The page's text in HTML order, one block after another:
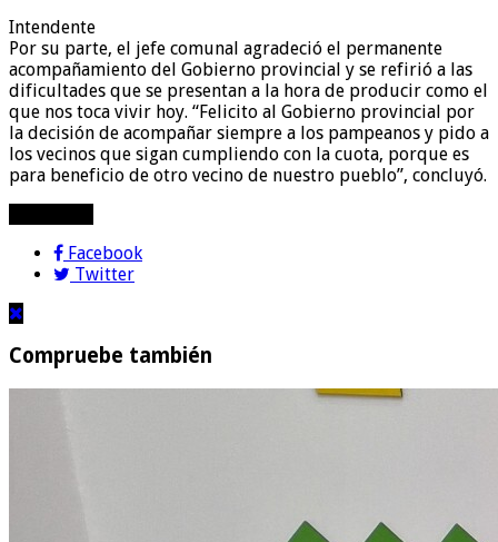
Intendente
Por su parte, el jefe comunal agradeció el permanente
acompañamiento del Gobierno provincial y se refirió a las
dificultades que se presentan a la hora de producir como el
que nos toca vivir hoy. “Felicito al Gobierno provincial por
la decisión de acompañar siempre a los pampeanos y pido a
los vecinos que sigan cumpliendo con la cuota, porque es
para beneficio de otro vecino de nuestro pueblo”, concluyó.
Facebook
Twitter
Compruebe también